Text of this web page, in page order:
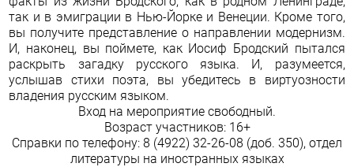
так и в эмиграции в Нью-Йорке и Венеции. Кроме того,
вы получите представление о направлении модернизм.
И, наконец, вы поймете, как Иосиф Бродский пытался
раскрыть загадку русского языка. И, разумеется,
услышав стихи поэта, вы убедитесь в виртуозности
владения русским языком.
Вход на мероприятие свободный.
Возраст участников: 16+
Справки по телефону: 8 (4922) 32-26-08 (доб. 350), отдел
литературы на иностранных языках